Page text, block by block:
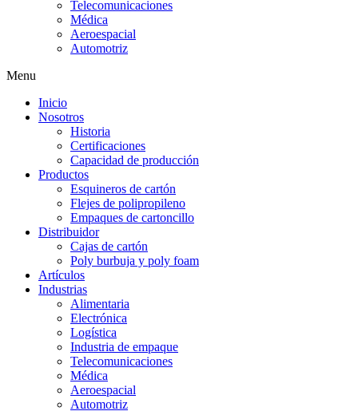
Telecomunicaciones
Médica
Aeroespacial
Automotriz
Menu
Inicio
Nosotros
Historia
Certificaciones
Capacidad de producción
Productos
Esquineros de cartón
Flejes de polipropileno
Empaques de cartoncillo
Distribuidor
Cajas de cartón
Poly burbuja y poly foam
Artículos
Industrias
Alimentaria
Electrónica
Logística
Industria de empaque
Telecomunicaciones
Médica
Aeroespacial
Automotriz